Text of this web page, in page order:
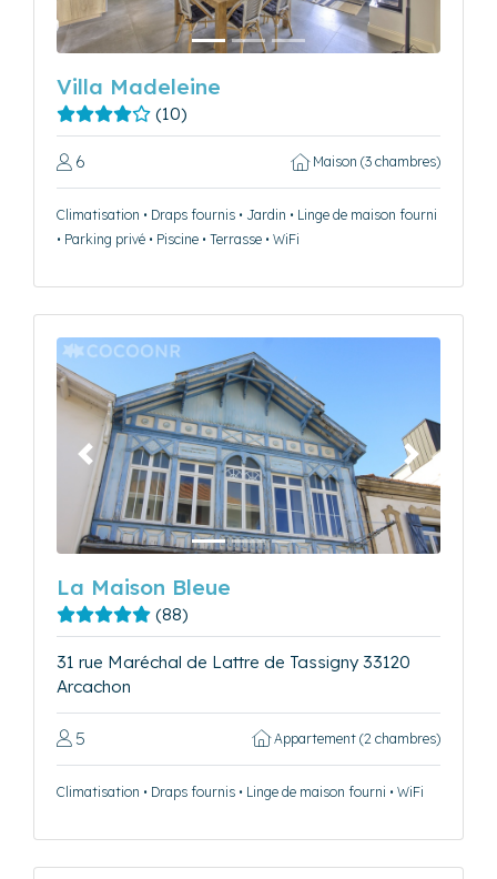
Villa Madeleine
(10)
6 Maison (3 chambres)
Climatisation • Draps fournis • Jardin • Linge de maison fourni
• Parking privé • Piscine • Terrasse • WiFi
Précédent Suivant
La Maison Bleue
(88)
31 rue Maréchal de Lattre de Tassigny 33120
Arcachon
5 Appartement (2 chambres)
Climatisation • Draps fournis • Linge de maison fourni • WiFi